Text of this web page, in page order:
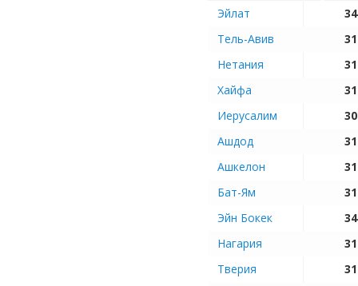
Эйлат
Тель-Авив
Нетания
Хайфа
Иерусалим
Ашдод
Ашкелон
Бат-Ям
Эйн Бокек
Нагария
Тверия